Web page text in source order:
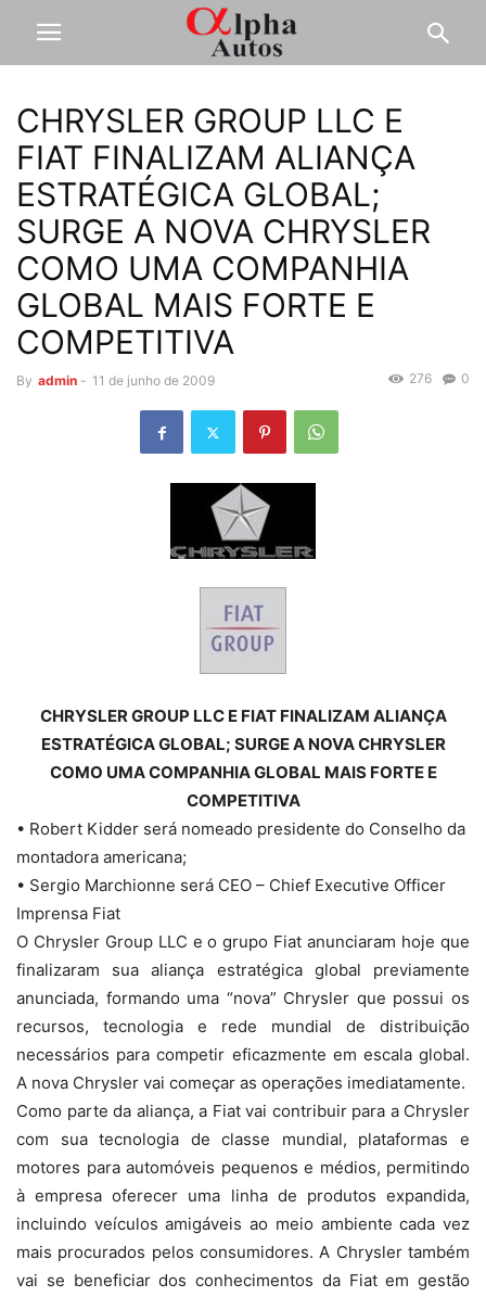
CHRYSLER GROUP LLC E
FIAT FINALIZAM ALIANÇA
ESTRATÉGICA GLOBAL;
SURGE A NOVA CHRYSLER
COMO UMA COMPANHIA
GLOBAL MAIS FORTE E
COMPETITIVA
By admin - 11 de junho de 2009 0
276
CHRYSLER GROUP LLC E FIAT FINALIZAM ALIANÇA
ESTRATÉGICA GLOBAL; SURGE A NOVA CHRYSLER
COMO UMA COMPANHIA GLOBAL MAIS FORTE E
COMPETITIVA
• Robert Kidder será nomeado presidente do Conselho da
montadora americana;
• Sergio Marchionne será CEO – Chief Executive Officer
Imprensa Fiat
O Chrysler Group LLC e o grupo Fiat anunciaram hoje que
finalizaram sua aliança estratégica global previamente
anunciada, formando uma “nova” Chrysler que possui os
recursos, tecnologia e rede mundial de distribuição
necessários para competir eficazmente em escala global.
A nova Chrysler vai começar as operações imediatamente.
Como parte da aliança, a Fiat vai contribuir para a Chrysler
com sua tecnologia de classe mundial, plataformas e
motores para automóveis pequenos e médios, permitindo
à empresa oferecer uma linha de produtos expandida,
incluindo veículos amigáveis ao meio ambiente cada vez
mais procurados pelos consumidores. A Chrysler também
vai se beneficiar dos conhecimentos da Fiat em gestão